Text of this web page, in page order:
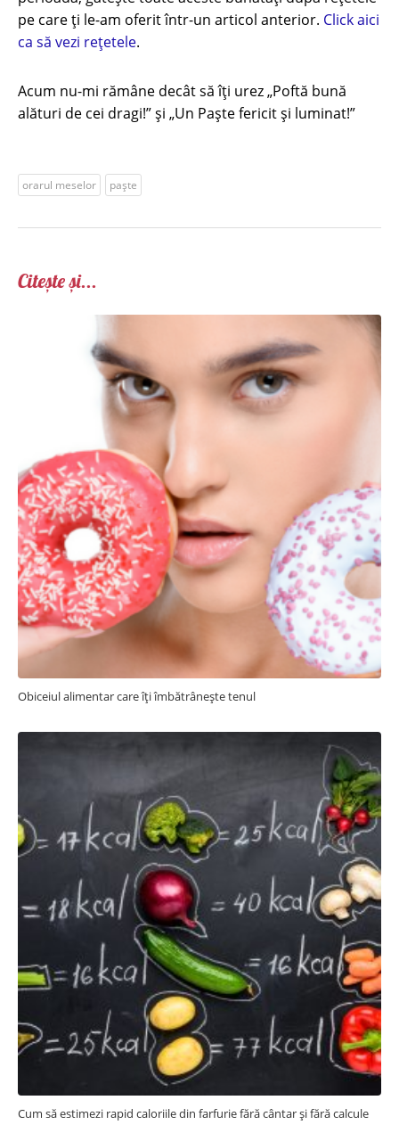
pe care ți le-am oferit într-un articol anterior. Click aici
ca să vezi rețetele.
Acum nu-mi rămâne decât să îți urez „Poftă bună
alături de cei dragi!” şi „Un Paşte fericit şi luminat!”
orarul meselor paște
Citește și...
Obiceiul alimentar care îți îmbătrânește tenul
Cum să estimezi rapid caloriile din farfurie fără cântar și fără calcule